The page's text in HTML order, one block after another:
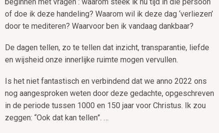
of doe ik deze handeling? Waarom wil ik deze dag ‘verliezen’
door te mediteren? Waarvoor ben ik vandaag dankbaar?
De dagen tellen, zo te tellen dat inzicht, transparantie, liefde
en wijsheid onze innerlijke ruimte mogen vervullen.
Is het niet fantastisch en verbindend dat we anno 2022 ons
nog aangesproken weten door deze gedachte, opgeschreven
in de periode tussen 1000 en 150 jaar voor Christus. Ik zou
zeggen: “Ook dat kan tellen”. …